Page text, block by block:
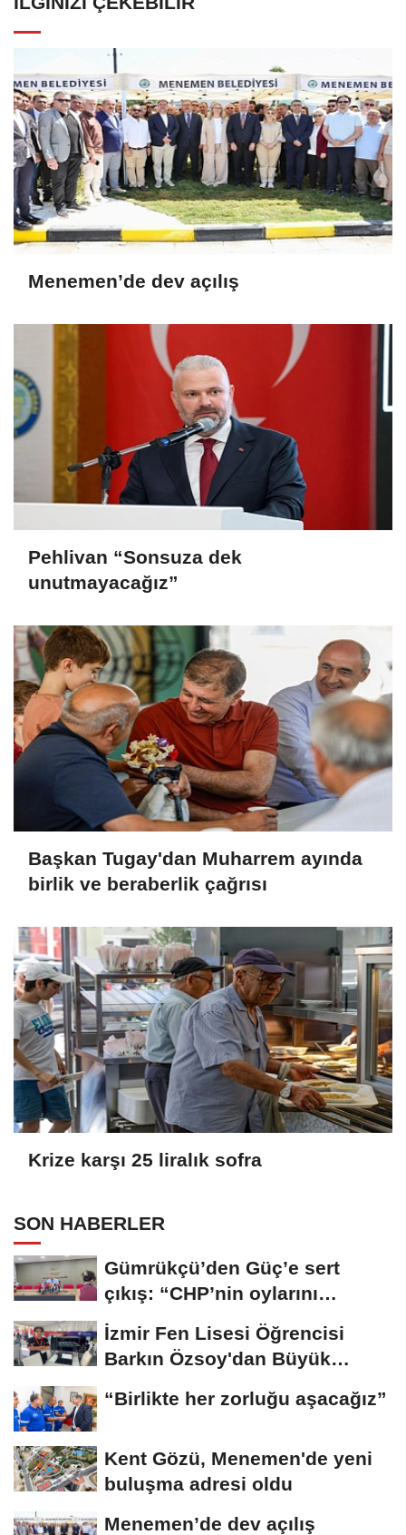
Menemen’de dev açılış
Pehlivan “Sonsuza dek
unutmayacağız”
Başkan Tugay'dan Muharrem ayında
birlik ve beraberlik çağrısı
Krize karşı 25 liralık sofra
SON HABERLER
Gümrükçü’den Güç’e sert
çıkış: “CHP’nin oylarını
cebine...
İzmir Fen Lisesi Öğrencisi
Barkın Özsoy'dan Büyük
“Birlikte her zorluğu aşacağız”
Kent Gözü, Menemen'de yeni
buluşma adresi oldu
Menemen’de dev açılış